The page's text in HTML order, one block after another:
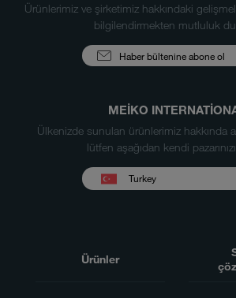
Ürünlerimiz ve şirketimiz hakkındaki
bilgilendirmekten mutluluk
Haber bültenine abone ol
MEIKO
Ülkenizde sunulan ürünlerimiz hakkında
lütfen aşağıdan kendi
Turkey
Ürünler